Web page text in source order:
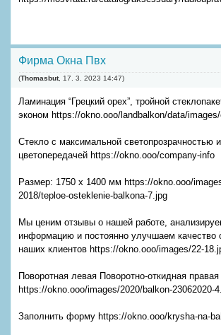
Фирма Окна Пвх
(Thomasbut, 17. 3. 2023 14:47)
Ламинация “Грецкий орех”, тройной
эконом https://okno.ooo/landbalkon/data/
Стекло с максимальной светопрозрачностью
цветопередачей https://okno.ooo/company-info
Размер: 1750 x 1400 мм https://okno.ooo/
2018/teploe-osteklenie-balkona-7.jpg
Мы ценим отзывы о нашей работе,
информацию и постоянно улучшаем качество
наших клиентов https://okno.ooo/images/22-
Поворотная левая Поворотно-откидная правая
https://okno.ooo/images/2020/balkon-23062020-
Заполнить форму https://okno.ooo/krysha-na-